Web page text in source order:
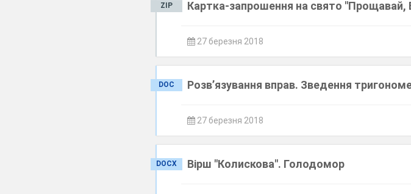
ZIP Картка-запрошення на свято "Прощавай,
27 березня 2018
DOC Розв’язування вправ. Зведення
27 березня 2018
DOCX Вірш "Колискова". Голодомор